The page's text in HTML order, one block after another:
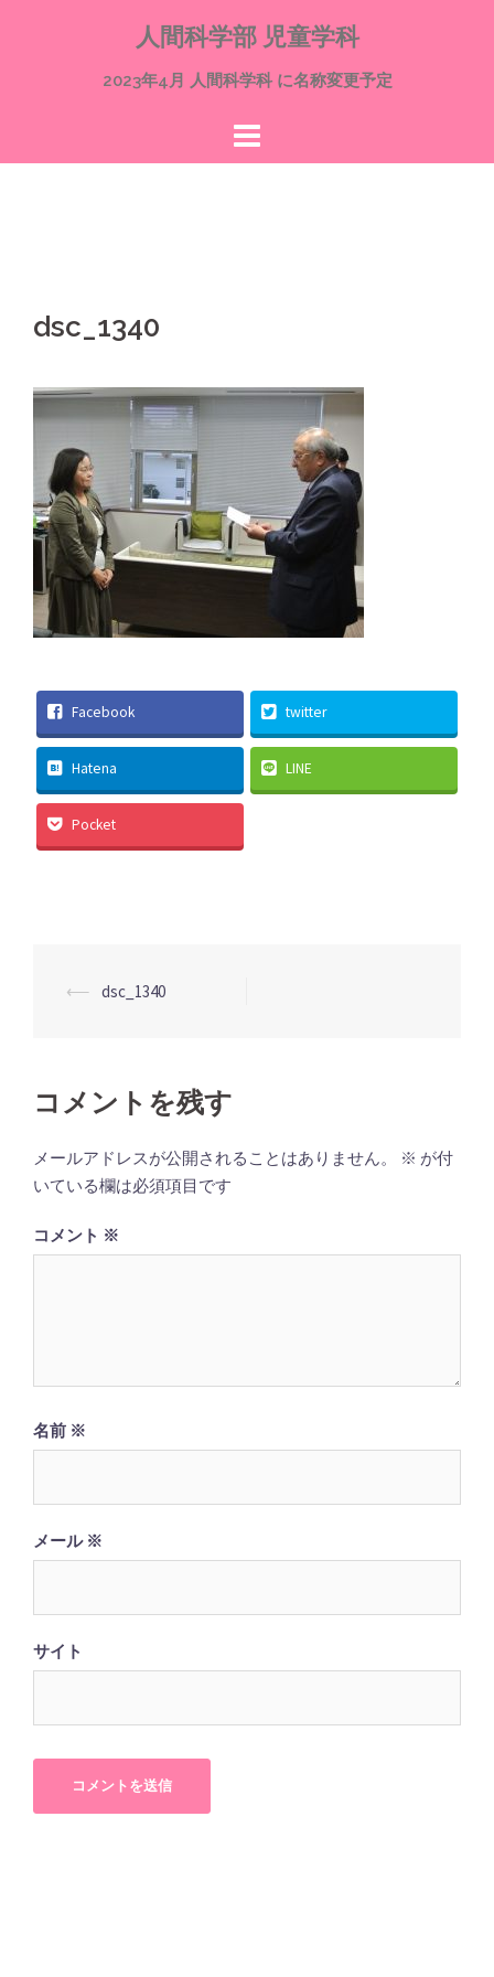
人間科学部 児童学科
2023年4月 人間科学科 に名称変更予定
dsc_1340
Facebook twitter
Hatena LINE
Pocket
投
ビ
ゲ
ー
シ
ョ
ン
⟵ dsc_1340
コメントを残す
メールアドレスが公開されることはありません。 ※ が付
いている欄は必須項目です
コメント ※
名前 ※
メール ※
サイト